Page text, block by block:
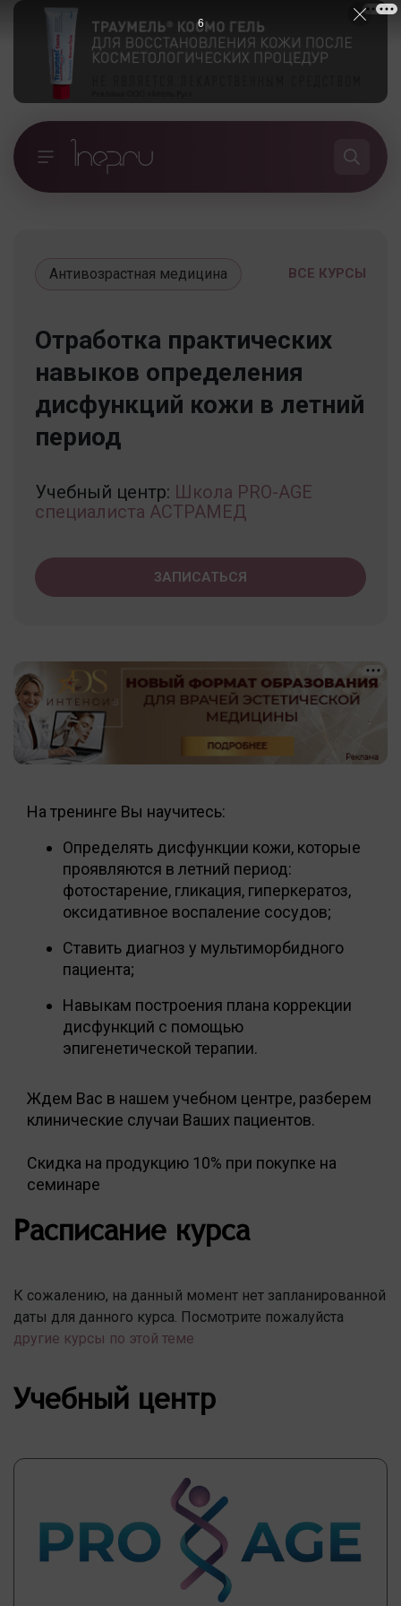
ВСЕ КУРСЫ
Антивозрастная медицина
Отработка практических
навыков определения
дисфункций кожи в летний
период
Учебный центр: Школа PRO-AGE
специалиста АСТРАМЕД
ЗАПИСАТЬСЯ
На тренинге Вы научитесь:
Определять дисфункции кожи, которые
проявляются в летний период:
фотостарение, гликация, гиперкератоз,
оксидативное воспаление сосудов;
Ставить диагноз у мультиморбидного
пациента;
Навыкам построения плана коррекции
дисфункций с помощью
эпигенетической терапии.
Ждем Вас в нашем учебном центре, разберем
клинические случаи Ваших пациентов.
Скидка на продукцию 10% при покупке на
семинаре
Расписание курса
К сожалению, на данный момент нет запланированной
даты для данного курса. Посмотрите пожалуйста
другие курсы по этой теме
Учебный центр
5